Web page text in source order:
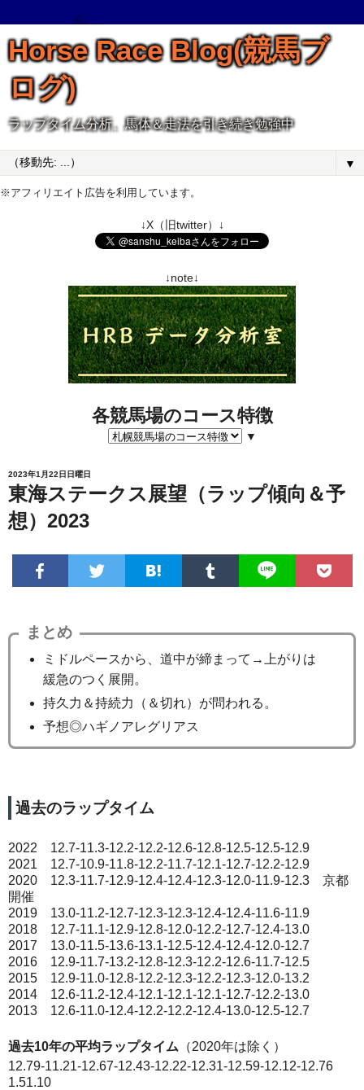
Horse Race Blog(競馬ブ
ログ)
ラップタイム分析、馬体＆走法を引き続き勉強中
▼
※アフィリエイト広告を利用しています。
↓X（旧twitter）↓
↓note↓
各競馬場のコース特徴
▼
2023年1月22日日曜日
東海ステークス展望（ラップ傾向＆予
想）2023
まとめ
ミドルペースから、道中が締まって→上がりは
緩急のつく展開。
持久力＆持続力（＆切れ）が問われる。
予想◎ハギノアレグリアス
過去のラップタイム
2022 12.7-11.3-12.2-12.2-12.6-12.8-12.5-12.5-12.9
2021 12.7-10.9-11.8-12.2-11.7-12.1-12.7-12.2-12.9
2020 12.3-11.7-12.9-12.4-12.4-12.3-12.0-11.9-12.3 京都
開催
2019 13.0-11.2-12.7-12.3-12.3-12.4-12.4-11.6-11.9
2018 12.7-11.1-12.9-12.8-12.0-12.2-12.7-12.4-13.0
2017 13.0-11.5-13.6-13.1-12.5-12.4-12.4-12.0-12.7
2016 12.9-11.7-13.2-12.8-12.3-12.2-12.6-11.7-12.5
2015 12.9-11.0-12.8-12.2-12.3-12.2-12.3-12.0-13.2
2014 12.6-11.2-12.4-12.1-12.1-12.1-12.7-12.2-13.0
2013 12.6-11.0-12.4-12.2-12.2-12.4-13.0-12.5-12.7
過去10年の平均ラップタイム （2020年は除く）
12.79-11.21-12.67-12.43-12.22-12.31-12.59-12.12-12.76
1.51.10